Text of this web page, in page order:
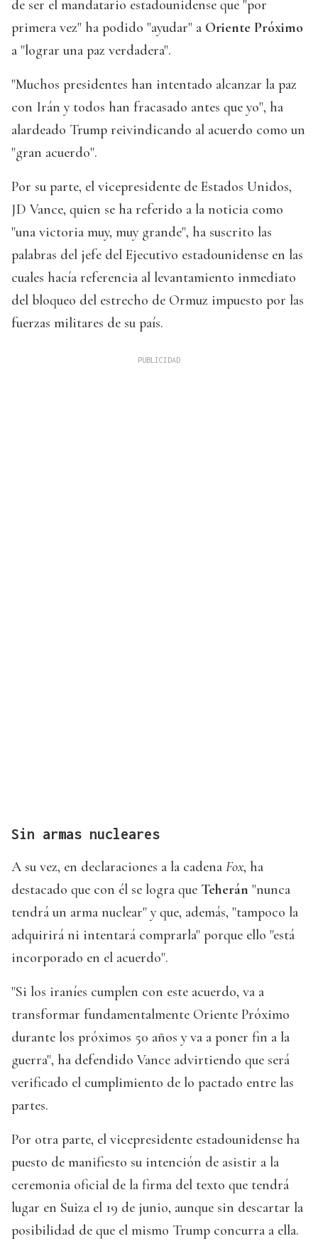
de ser el mandatario estadounidense que "por
primera vez" ha podido "ayudar" a Oriente Próximo
a "lograr una paz verdadera".
"Muchos presidentes han intentado alcanzar la paz
con Irán y todos han fracasado antes que yo", ha
alardeado Trump reivindicando al acuerdo como un
"gran acuerdo".
Por su parte, el vicepresidente de Estados Unidos,
JD Vance, quien se ha referido a la noticia como
"una victoria muy, muy grande", ha suscrito las
palabras del jefe del Ejecutivo estadounidense en las
cuales hacía referencia al levantamiento inmediato
del bloqueo del estrecho de Ormuz impuesto por las
fuerzas militares de su país.
Sin armas nucleares
A su vez, en declaraciones a la cadena Fox, ha
destacado que con él se logra que Teherán "nunca
tendrá un arma nuclear" y que, además, "tampoco la
adquirirá ni intentará comprarla" porque ello "está
incorporado en el acuerdo".
"Si los iraníes cumplen con este acuerdo, va a
transformar fundamentalmente Oriente Próximo
durante los próximos 50 años y va a poner fin a la
guerra", ha defendido Vance advirtiendo que será
verificado el cumplimiento de lo pactado entre las
partes.
Por otra parte, el vicepresidente estadounidense ha
puesto de manifiesto su intención de asistir a la
ceremonia oficial de la firma del texto que tendrá
lugar en Suiza el 19 de junio, aunque sin descartar la
posibilidad de que el mismo Trump concurra a ella.